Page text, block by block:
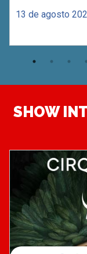
13 de agosto
SHOW